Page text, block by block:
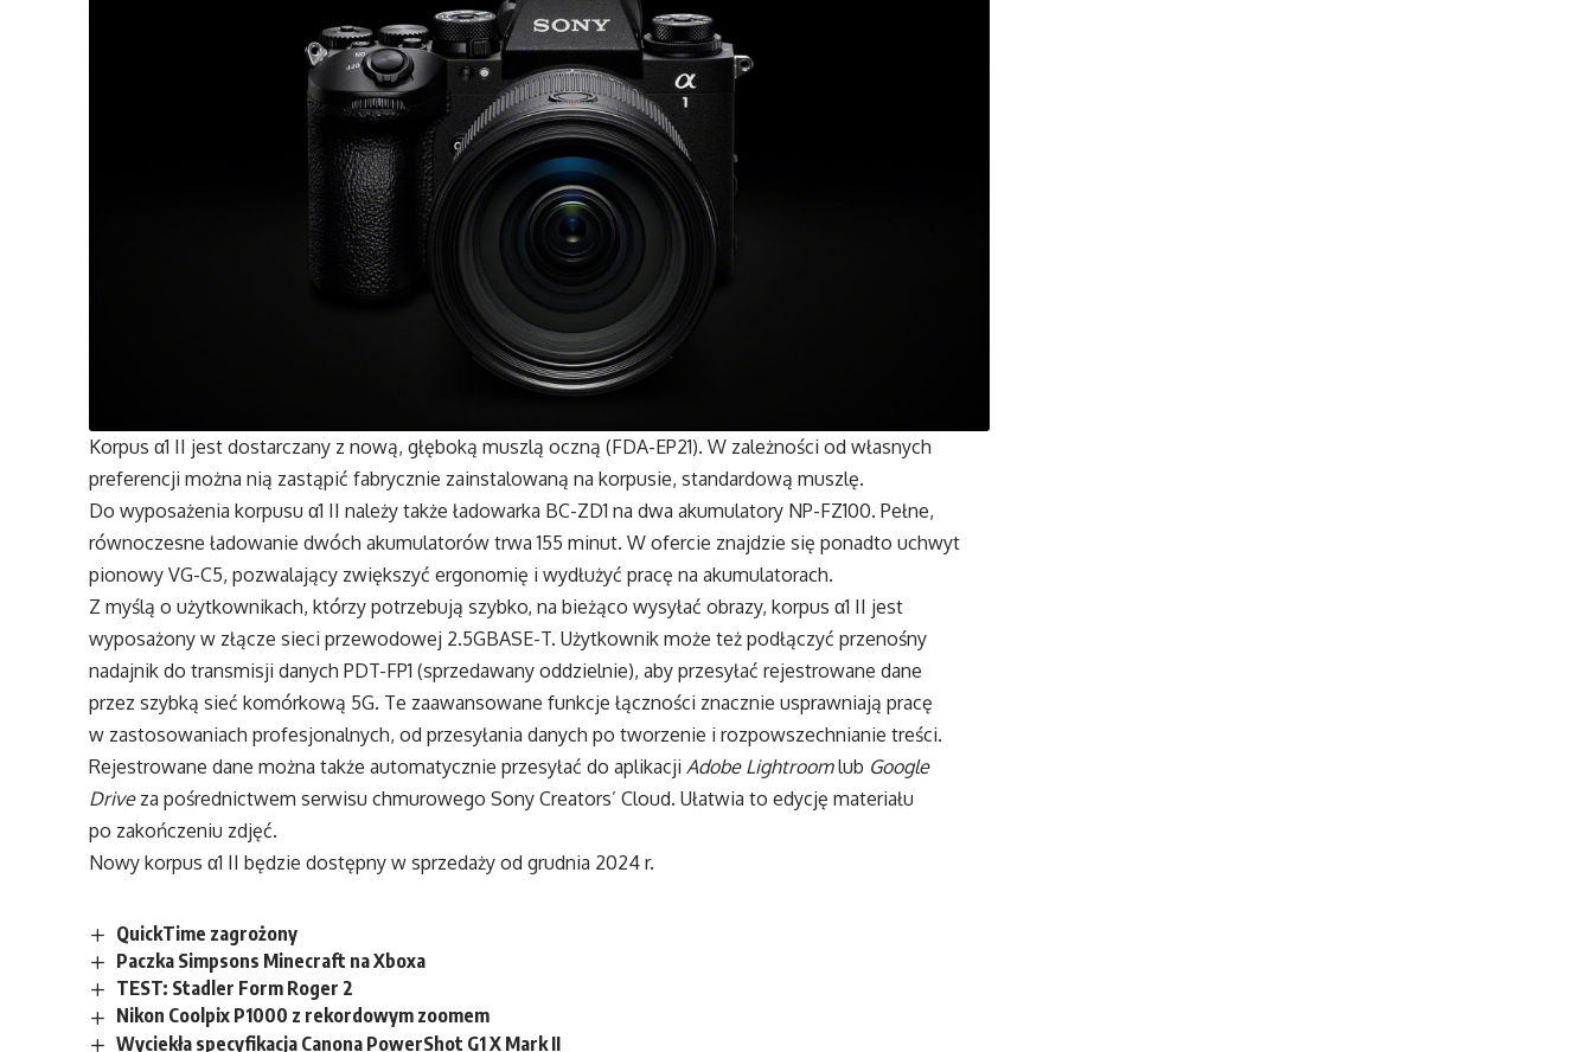
Korpus α1 II jest dostarczany z nową, głęboką muszlą oczną (FDA-EP21). W zależności od własnych
preferencji można nią zastąpić fabrycznie zainstalowaną na korpusie, standardową muszlę.
Do wyposażenia korpusu α1 II należy także ładowarka BC-ZD1 na dwa akumulatory NP-FZ100. Pełne,
równoczesne ładowanie dwóch akumulatorów trwa 155 minut. W ofercie znajdzie się ponadto uchwyt
pionowy VG-C5, pozwalający zwiększyć ergonomię i wydłużyć pracę na akumulatorach.
Z myślą o użytkownikach, którzy potrzebują szybko, na bieżąco wysyłać obrazy, korpus α1 II jest
wyposażony w złącze sieci przewodowej 2.5GBASE-T. Użytkownik może też podłączyć przenośny
nadajnik do transmisji danych PDT-FP1 (sprzedawany oddzielnie), aby przesyłać rejestrowane dane
przez szybką sieć komórkową 5G. Te zaawansowane funkcje łączności znacznie usprawniają pracę
w zastosowaniach profesjonalnych, od przesyłania danych po tworzenie i rozpowszechnianie treści.
Rejestrowane dane można także automatycznie przesyłać do aplikacjiAdobe Lightroomlub Google
Driveza pośrednictwem serwisu chmurowego Sony Creators’ Cloud. Ułatwia to edycję materiału
po zakończeniu zdjęć.
Nowy korpus α1 II będzie dostępny w sprzedaży od grudnia 2024 r.
QuickTime zagrożony
Paczka Simpsons Minecraft na Xboxa
TEST: Stadler Form Roger 2
Nikon Coolpix P1000 z rekordowym zoomem
Wyciekła specyfikacja Canona PowerShot G1 X Mark II